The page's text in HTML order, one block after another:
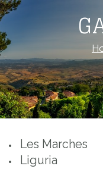
Les Marches
Liguria